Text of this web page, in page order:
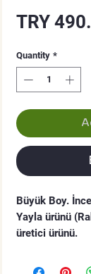
TRY
Quantity *
Büyük Boy.
Yayla ürünü
üretici ürünü.
seçilmiştir.